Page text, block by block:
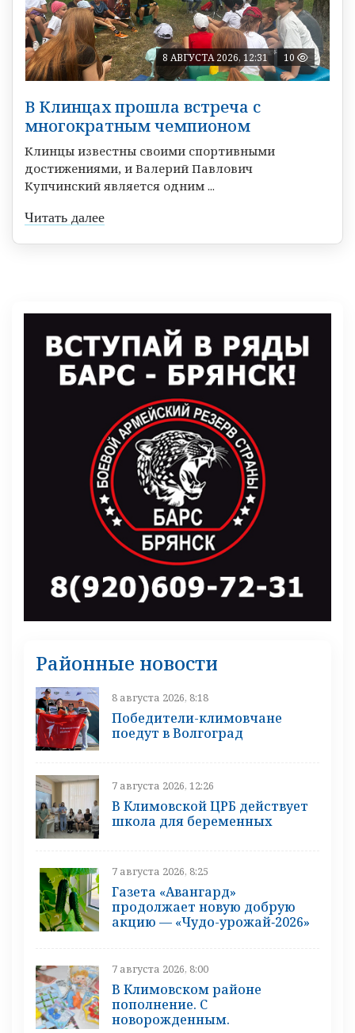
8 АВГУСТА 2026, 12:31 10
В Клинцах прошла встреча с
многократным чемпионом
Клинцы известны своими спортивными
достижениями, и Валерий Павлович
Купчинский является одним ...
Читать далее
Районные новости
8 августа 2026, 8:18
Победители-климовчане
поедут в Волгоград
7 августа 2026, 12:26
В Климовской ЦРБ действует
школа для беременных
7 августа 2026, 8:25
Газета «Авангард»
продолжает новую добрую
акцию — «Чудо-урожай‑2026»
7 августа 2026, 8:00
В Климовском районе
пополнение. С
новорожденным.